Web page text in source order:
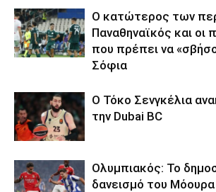
Ο κατώτερος των
Παναθηναϊκός και οι
που πρέπει να
Σόφια
Ο Τόκο Σενγκέλια
την Dubai BC
Ολυμπιακός: Το
δανεισμό του Μόουρα